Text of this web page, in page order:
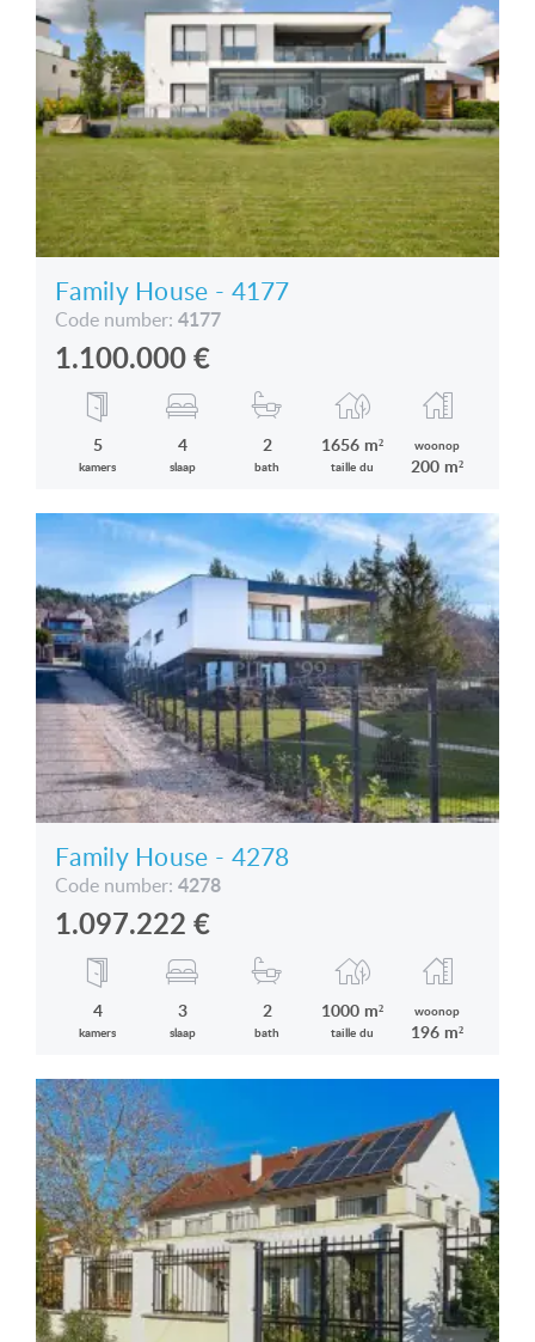
OBJECTNUMMER: 4307
Nederlandstalige medewerker Capital99:
Van de Vyver Rita
tel.: +36 305 708 151
E-mail: vandevyverrita@hotmail.com
Family House - 4177
Code number: 4177
1.100.000€
5
kamers
4
slaap
2
bath
1656 m²
taille du
woonop
200 m²
Family House - 4278
Code number: 4278
1.097.222 €
4
kamers
3
slaap
2
bath
1000 m²
taille du
woonop
196 m²